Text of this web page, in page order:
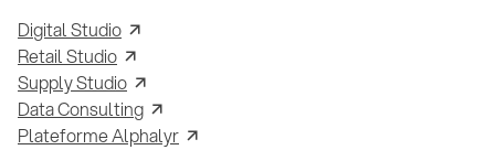
Digital Studio
Retail Studio
Supply Studio
Data Consulting
Plateforme Alphalyr